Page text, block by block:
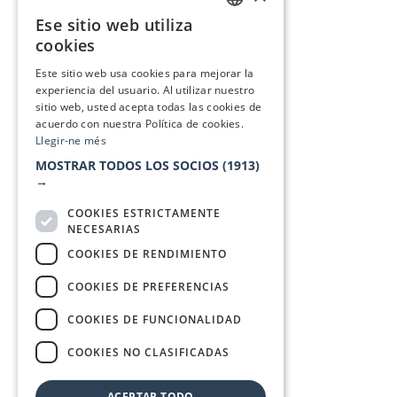
Ese sitio web utiliza
cookies
Este sitio web usa cookies para mejorar la
experiencia del usuario. Al utilizar nuestro
sitio web, usted acepta todas las cookies de
acuerdo con nuestra Política de cookies.
Llegir-ne més
MOSTRAR TODOS LOS SOCIOS (1913)
→
COOKIES ESTRICTAMENTE
NECESARIAS
COOKIES DE RENDIMIENTO
COOKIES DE PREFERENCIAS
COOKIES DE FUNCIONALIDAD
COOKIES NO CLASIFICADAS